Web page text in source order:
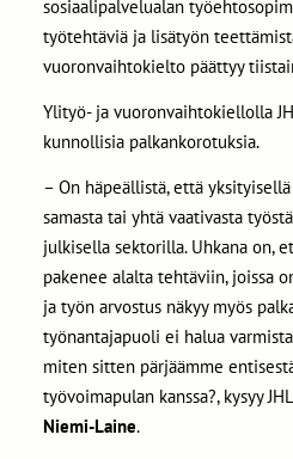
sosiaalipalvelualan
työtehtäviä ja lisätyön
vuoronvaihtokielto päättyy
Ylityö- ja vuoronvaihtokiellolla
kunnollisia palkankorotuksia.
– On häpeällistä, että
samasta tai yhtä vaativasta
julkisella sektorilla. Uhkana on,
pakenee alalta tehtäviin, joissa
ja työn arvostus näkyy myös
työnantajapuoli ei halua
miten sitten pärjäämme
työvoimapulan kanssa?, kysyy
Niemi-Laine.